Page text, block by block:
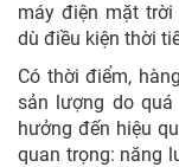
máy điện mặt
dù điều kiện thời
Có thời điểm,
sản lượng do
hưởng đến hiệu
quan trọng: năng